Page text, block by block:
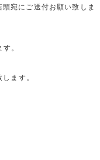
宛にご送付お願い致しま
。
ます。